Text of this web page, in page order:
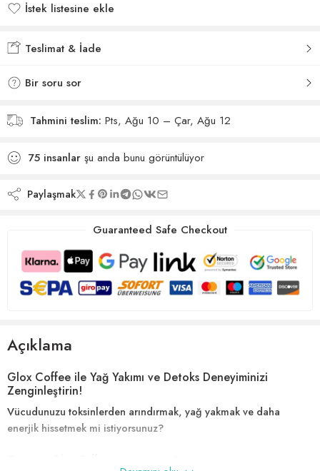
İstek listesine ekle
Teslimat & İade
Bir soru sor
Tahmini teslim: Pts, Ağu 10 – Çar, Ağu 12
75 insanlar şu anda bunu görüntülüyor
Paylaşmak
Guaranteed Safe Checkout
Açıklama
Glox Coffee ile Yağ Yakımı ve Detoks Deneyiminizi
Zenginleştirin!
Vücudunuzu toksinlerden arındırmak, yağ yakmak ve daha
enerjik hissetmek mi istiyorsunuz?